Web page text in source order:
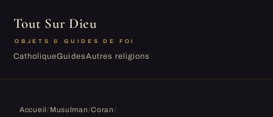
Tout Sur Dieu
OBJETS & GUIDES DE FOI
CatholiqueGuidesAutres religions
Accueil/ Musulman/Coran/